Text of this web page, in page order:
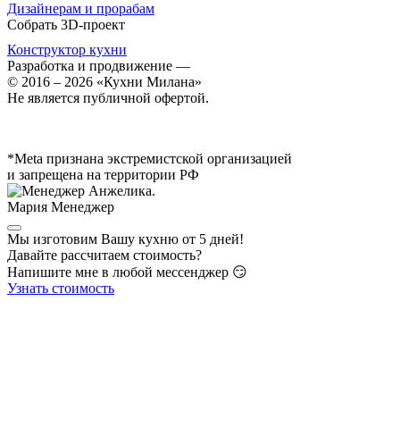
Дизайнерам и прорабам
Собрать 3D-проект
Конструктор кухни
Разработка и продвижение —
© 2016 – 2026 «Кухни Милана»
Не является публичной офертой.
*Meta признана экстремистской организацией
и запрещена на территории РФ
Мария Менеджер
Мы изготовим Вашу кухню от 5 дней!
Давайте рассчитаем стоимость?
Напишите мне в любой мессенджер 😏
Узнать стоимость